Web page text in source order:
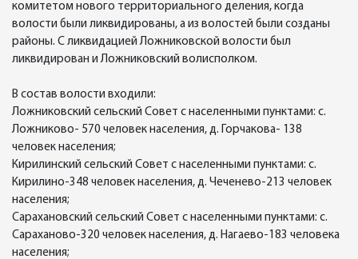
комитетом нового территориального деления, когда
волости были ликвидированы, а из волостей были созданы
районы. С ликвидацией Ложниковской волости был
ликвидирован и Ложниковский волисполком.
В состав волости входили:
Ложниковский сельский Совет с населенными пунктами: с.
Ложниково- 570 человек населения, д. Горчакова- 138
человек населения;
Кирилинский сельский Совет с населенными пунктами: с.
Кирилино-348 человек населения, д. Чеченево-213 человек
населения;
Сарахановский сельский Совет с населенными пунктами: с.
Сараханово-320 человек населения, д. Нагаево-183 человека
населения;